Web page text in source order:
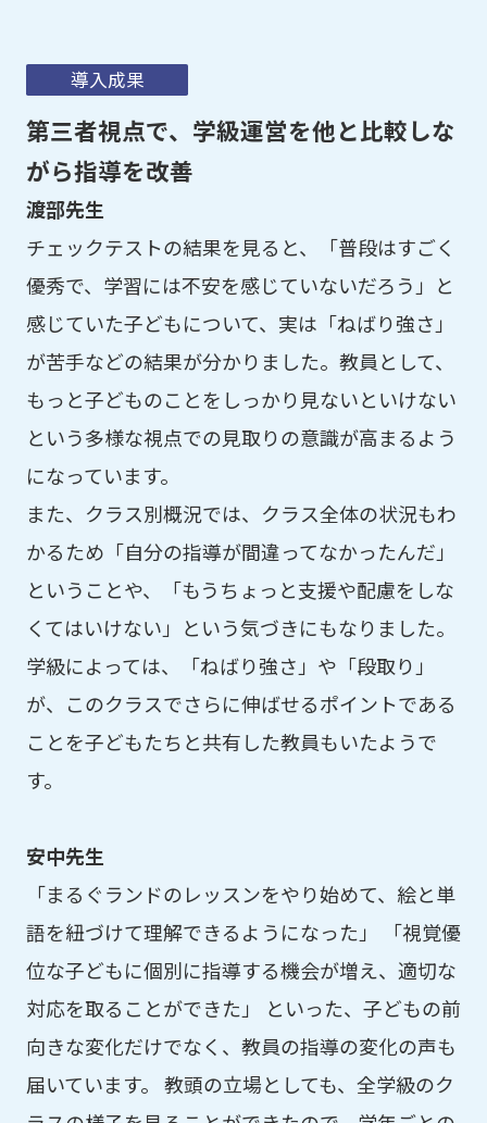
導入成果
第三者視点で、学級運営を他と比較しな
がら指導を改善
渡部先生
チェックテストの結果を見ると、「普段はすごく
優秀で、学習には不安を感じていないだろう」と
感じていた子どもについて、実は「ねばり強さ」
が苦手などの結果が分かりました。教員として、
もっと子どものことをしっかり見ないといけない
という多様な視点での見取りの意識が高まるよう
になっています。
また、クラス別概況では、クラス全体の状況もわ
かるため「自分の指導が間違ってなかったんだ」
ということや、「もうちょっと支援や配慮をしな
くてはいけない」という気づきにもなりました。
学級によっては、「ねばり強さ」や「段取り」
が、このクラスでさらに伸ばせるポイントである
ことを子どもたちと共有した教員もいたようで
す。
安中先生
「まるぐランドのレッスンをやり始めて、絵と単
語を紐づけて理解できるようになった」 「視覚優
位な子どもに個別に指導する機会が増え、適切な
対応を取ることができた」 といった、子どもの前
向きな変化だけでなく、教員の指導の変化の声も
届いています。 教頭の立場としても、全学級のク